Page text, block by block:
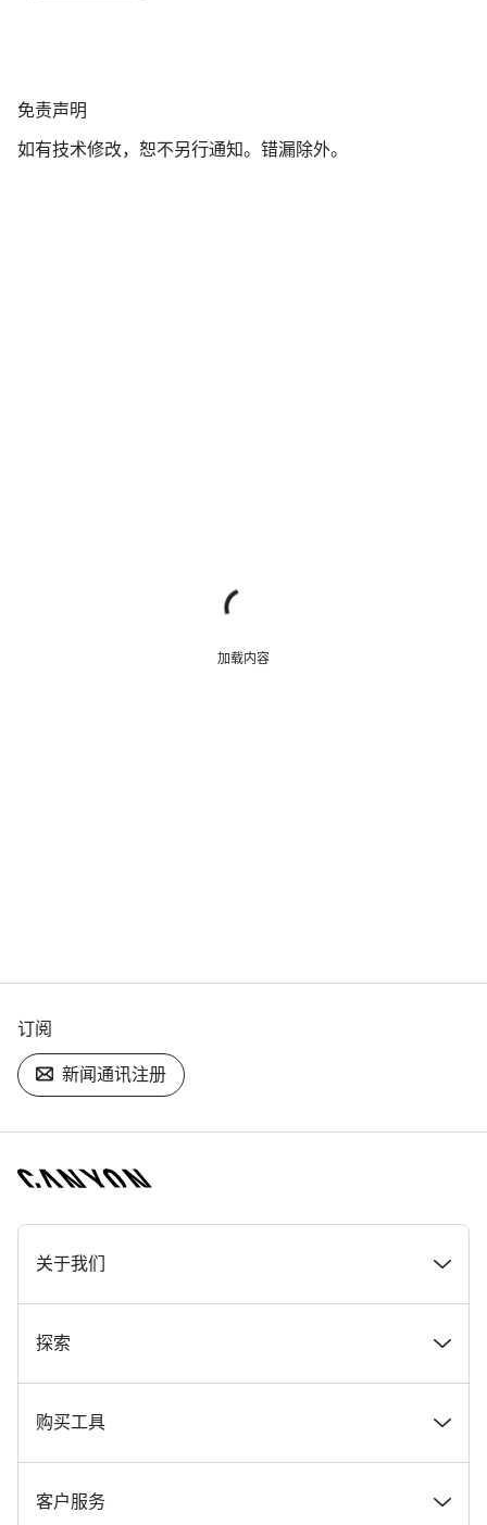
免
声
免责声明
如有技术修改，恕不另行通知。错漏除外。
加载内容
订阅
新闻通讯注册
[footer.linksList.title]
关于我们
奖项
在 Canyon 工作
Canyon 新闻发布室
探索
新闻和故事
提示和建议
购买工具
找到您梦寐以求的 Canyon 自行车
客户服务